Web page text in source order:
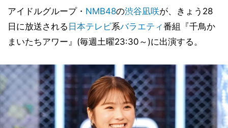
アイドルグループ・ NMB48の渋谷凪咲が、きょう28
日に放送される 日本テレビ系バラエティ番組『千鳥か
まいたちアワー』(毎週土曜23:30～)に出演する。